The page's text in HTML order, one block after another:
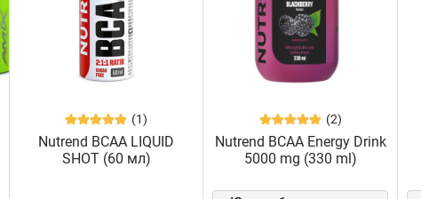
(1)
Nutrend BCAA LIQUID
SHOT (60 мл)
(2)
Nutrend BCAA Energy Drink
5000 mg (330 ml)